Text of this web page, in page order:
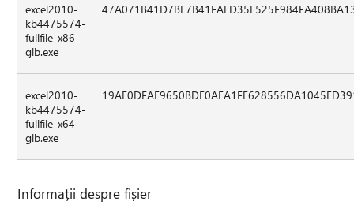
excel2010-
kb4475574-
fullfile-x86-
glb.exe
excel2010-
kb4475574-
fullfile-x64-
glb.exe
Informații despre fișier